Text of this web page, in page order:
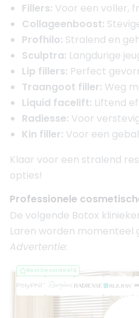
Fillers: Voor een voller,
Collageenboost:
Profhilo: Stralend en
Sculptra: Langdurige
Lip fillers: Perfect
Traangoot filler: Weg
Liquid facelift: Liftend
Radiesse: Voor
Kin filler: Voor een
Klaar voor een stralend
opties!
Professionele
De volgende Botox
Laren worden momenteel
Advertentie:
Best beoordeeld